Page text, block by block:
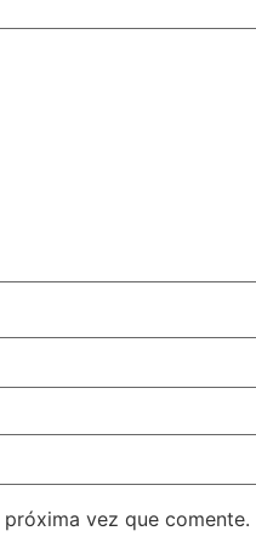
vez que comente.